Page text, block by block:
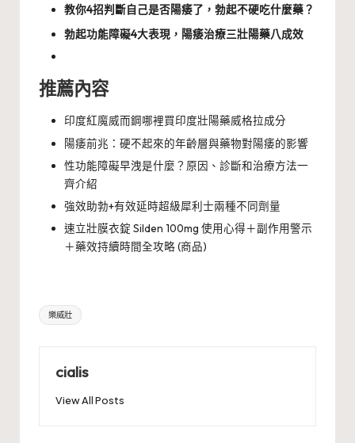
教你4招判斷自己是否陽痿了，勃起不硬吃什麼藥？
勃起功能障礙4大表現，陽痿治療三壯陽藥八成效
推薦內容
印度紅魔威而鋼哪裡買印度壯陽藥威格拉成分
陽痿前兆：硬不起來的年齡層與藥物對陽痿的影響
性功能障礙早洩是什麼？原因、診斷和治療方法一
齊介紹
強效助勃+有效延時超級犀利士兩種不同劑量
速立壯膜衣錠 Silden 100mg 使用心得＋副作用警示
＋藥效持續時間全攻略 (商品)
Tags:
樂威壯
cialis
View All Posts